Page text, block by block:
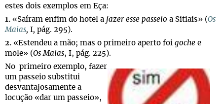
estes dois exemplos em Eça:
1. «Saíram enfim do hotel a fazer esse passeio a Sitiais» (Os
Maias, I, pág. 295).
2. «Estendeu a mão; mas o primeiro aperto foi goche e
mole» (Os Maias, I, pág. 225).
No primeiro exemplo, fazer
um passeio substitui
desvantajosamente a
locução «dar um passeio»,